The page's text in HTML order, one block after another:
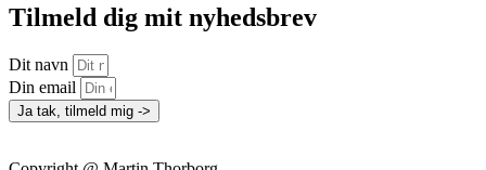
Tilmeld dig mit nyhedsbrev
Dit navn
Din email
Ja tak, tilmeld mig ->